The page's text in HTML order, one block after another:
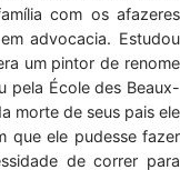
com os afazeres
advocacia. Estudou
um pintor de renome
pela École des Beaux-
morte de seus pais ele
que ele pudesse fazer
de correr para